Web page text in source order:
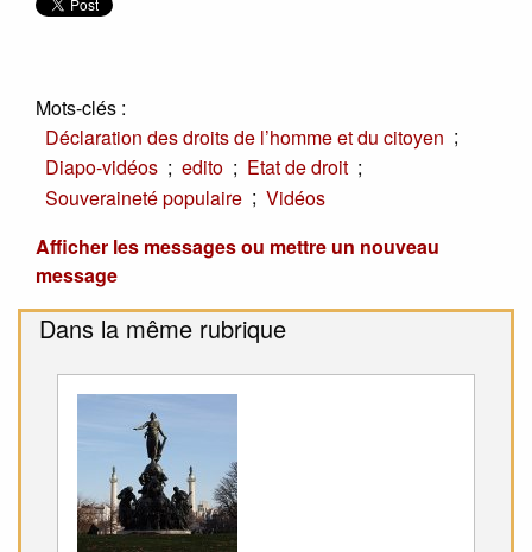
Mots-clés :
Déclaration des droits de l’homme et du citoyen ;
Diapo-vidéos ; edito ; Etat de droit ;
Souveraineté populaire ; Vidéos
Afficher les messages ou mettre un nouveau
message
Dans la même rubrique